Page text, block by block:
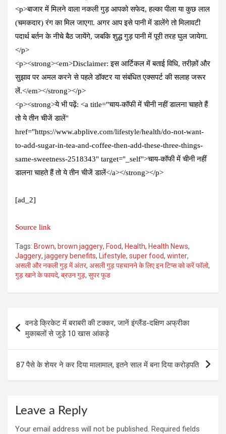
<p>बाजार में मिलने वाला नकली गुड़ आपको सफेद, हल्का पीला या कुछ लाल
(चमकदार) रंग का मिल जाएगा. अगर आप इसे पानी में डालेंगे तो मिलावटी
पदार्थ बर्तन के नीचे बैठ जायेंगे, जबकि शुद्ध गुड़ पानी में पूरी तरह घुल जायेगा.
</p>
<p><strong><em>Disclaimer: इस आर्टिकल में बताई विधि, तरीक़ों और
सुझाव पर अमल करने से पहले डॉक्टर या संबंधित एक्सपर्ट की सलाह जरूर
लें.</em></strong></p>
<p><strong>ये भी पढ़ें: <a title="चाय-कॉफी में चीनी नहीं डालना चाहते हैं
तो ये तीन चीजें डालें"
href="https://www.abplive.com/lifestyle/health/do-not-want-
to-add-sugar-in-tea-and-coffee-then-add-these-three-things-
same-sweetness-2518343" target="_self">चाय-कॉफी में चीनी नहीं
डालना चाहते हैं तो ये तीन चीजें डालें</a></strong></p>
[ad_2]
Source link
Tags: Brown, brown jaggery, Food, Health, Health News,
Jaggery, jaggery benefits, Lifestyle, super food, winter,
असली और नकली गुड़ में अंतर, असली गुड़ पहचानने के लिए इन टिप्स को करें फॉलो,
गुड़ खाने के फायदे, ब्रउन गुड़, सुपर फूड
navigation
वनडे क्रिकेट में बराबरी की टक्कर, जानें इंग्लैंड-दक्षिण अफ्रीका
मुकाबलों से जुड़े 10 खास आंकड़े
87 पैसे के शेयर ने कर दिया मालामाल, इतने साल में बना दिया करोड़पति
Leave a Reply
Your email address will not be published. Required fields